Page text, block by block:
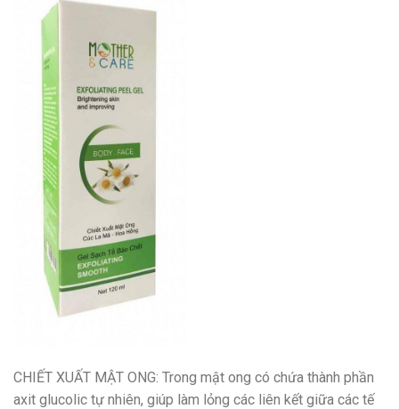
CHIẾT XUẤT MẬT ONG: Trong mật ong có chứa thành phần
axit glucolic tự nhiên, giúp làm lỏng các liên kết giữa các tế